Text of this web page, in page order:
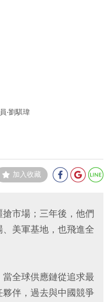
‧劉騏瑋
加入收藏
市場；三年後，他們
美軍基地，也飛進全
全球供應鏈從追求最
伴，過去與中國競爭